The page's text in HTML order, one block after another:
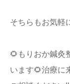
そちらもお気軽
🌻もりおか鍼灸
います🌻治療に